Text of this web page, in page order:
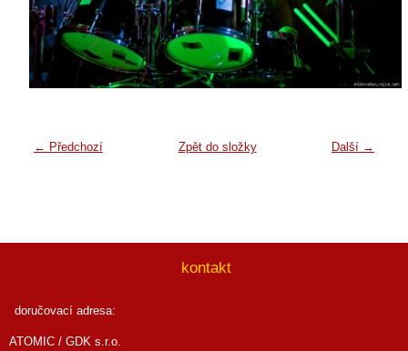
← Předchozí Další →
Zpět do složky
kontakt
doručovací adresa:
ATOMIC / GDK s.r.o.